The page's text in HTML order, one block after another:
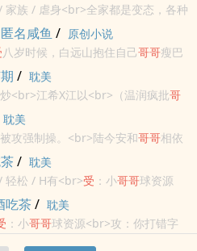
族 / 虐身<br>全家都是变态，各种
匿名咸鱼 / 原创小说
八岁时候，白远山抱住自己哥哥瘦巴
，说要好好保护
答应他——<br>十六年后推翻原...
/ 耽美
<br>江希X江以<br>（温润疯批哥
哥哥
来的哥哥爆炒<...
耽美
攻强制操。<br>陆今安和哥哥相依
化，燥热难耐发了情，一切都乱套
助的哭着敲开高冷 哥哥的房
/ 耽美
轻松 / H有<br>受 ：小哥哥球资源
人别他妈是个傻逼吧？
攻：不给<br>受：我可去你妈的
吃茶/ 耽美
：小哥哥球资源<br>攻：你打错字
逼吧？受心里骂道，手上打字：小